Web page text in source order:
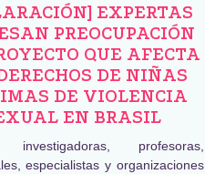
EXPERTAS
PREOCUPACIÓN
QUE AFECTA
DE NIÑAS
DE VIOLENCIA
EN BRASIL
investigadoras, profesoras,
especialistas y organizaciones